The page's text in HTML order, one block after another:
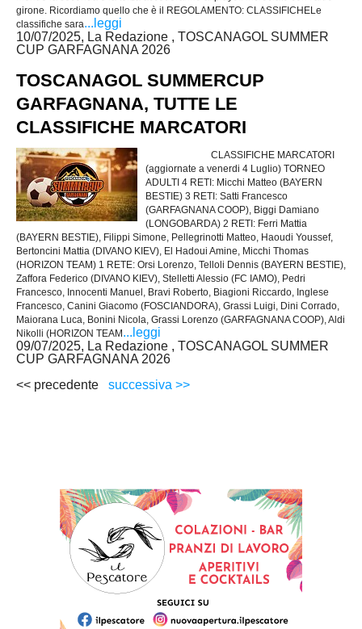
girone. Ricordiamo quello che è il REGOLAMENTO: CLASSIFICHELe
classifiche sara...leggi
10/07/2025, La Redazione , TOSCANAGOL SUMMER
CUP GARFAGNANA 2026
TOSCANAGOL SUMMERCUP
GARFAGNANA, TUTTE LE
CLASSIFICHE MARCATORI
CLASSIFICHE MARCATORI
(aggiornate a venerdi 4 Luglio) TORNEO
ADULTI 4 RETI: Micchi Matteo (BAYERN
BESTIE) 3 RETI: Satti Francesco
(GARFAGNANA COOP), Biggi Damiano
(LONGOBARDA) 2 RETI: Ferri Mattia
(BAYERN BESTIE), Filippi Simone, Pellegrinotti Matteo, Haoudi Youssef,
Bertoncini Mattia (DIVANO KIEV), El Hadoui Amine, Micchi Thomas
(HORIZON TEAM) 1 RETE: Orsi Lorenzo, Telloli Dennis (BAYERN BESTIE),
Zaffora Federico (DIVANO KIEV), Stelletti Alessio (FC IAMO), Pedri
Francesco, Innocenti Manuel, Bravi Roberto, Biagioni Riccardo, Inglese
Francesco, Canini Giacomo (FOSCIANDORA), Grassi Luigi, Dini Corrado,
Maiorana Luca, Bonini Nicola, Grassi Lorenzo (GARFAGNANA COOP), Aldi
Nikolli (HORIZON TEAM...leggi
09/07/2025, La Redazione , TOSCANAGOL SUMMER
CUP GARFAGNANA 2026
<< precedente successiva >>